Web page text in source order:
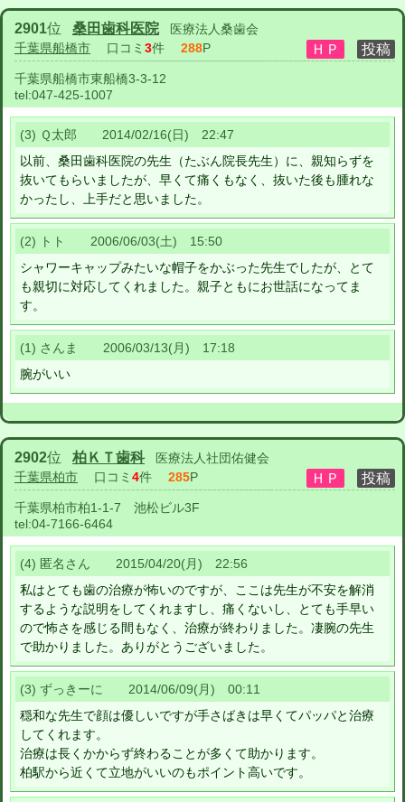
2901位 桑田歯科医院
医療法人桑歯会
千葉県船橋市 口コミ 3件 288P
千葉県船橋市東船橋3-3-12
tel:047-425-1007
(3) Ｑ太郎 2014/02/16(日) 22:47
以前、桑田歯科医院の先生（たぶん院長先生）に、親知らずを
抜いてもらいましたが、早くて痛くもなく、抜いた後も腫れな
かったし、上手だと思いました。
(2) トト 2006/06/03(土) 15:50
シャワーキャップみたいな帽子をかぶった先生でしたが、とて
も親切に対応してくれました。親子ともにお世話になってま
す。
(1) さんま 2006/03/13(月) 17:18
腕がいい
2902位 柏ＫＴ歯科
医療法人社団佑健会
千葉県柏市 口コミ 4件 285P
千葉県柏市柏1-1-7 池松ビル3F
tel:04-7166-6464
(4) 匿名さん 2015/04/20(月) 22:56
私はとても歯の治療が怖いのですが、ここは先生が不安を解消
するような説明をしてくれますし、痛くないし、とても手早い
ので怖さを感じる間もなく、治療が終わりました。凄腕の先生
で助かりました。ありがとうございました。
(3) ずっきーに 2014/06/09(月) 00:11
穏和な先生で顔は優しいですが手さばきは早くてパッパと治療
してくれます。
治療は長くかからず終わることが多くて助かります。
柏駅から近くて立地がいいのもポイント高いです。